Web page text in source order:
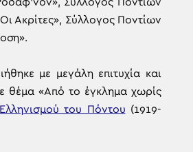
Ακρίτες», Σύλλογος Ποντίων
με μεγάλη επιτυχία και
θέμα «Από το έγκλημα χωρίς
του Πόντου (1919-